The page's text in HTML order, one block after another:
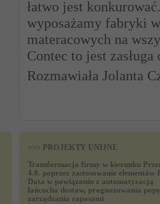
łatwo jest
wyposażamy fabryki
materacowych na
Contec to jest
Rozmawiała Jolanta
>>> PROJEKTY UNIJNE
Transformacja firmy w kierunku
4.0. poprzez zastosowanie elementów
Data w powiązaniu z automatyzacją
łańcucha dostaw, prognozowania
zarządzania zapasami